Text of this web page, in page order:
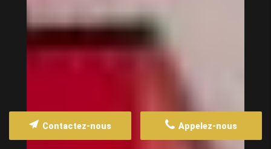
Appelez-nous
Contactez-nous